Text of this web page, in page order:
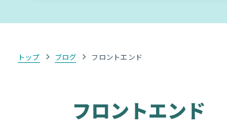
トップ ブログ フロントエンド
フロントエンド